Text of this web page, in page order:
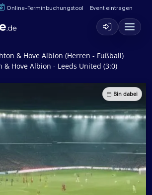
Online-Terminbuchungstool Event eintragen
& Hove Albion (Herren - Fußball)
& Hove Albion - Leeds United (3:0)
Bin dabei